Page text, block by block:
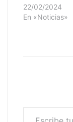
22/02/2024
En «Noticias»
Escribe tu correo electrónico…